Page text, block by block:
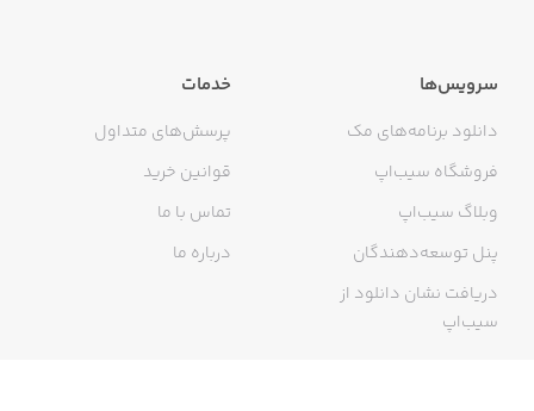
سرویس‌ها
دانلود برنامه‌های مک
فروشگاه سیب‌اپ
وبلاگ سیب‌اپ
پنل توسعه‌دهندگان
دریافت نشان دانلود از
سیب‌اپ
خدمات
پرسش‌های متداول
قوانین خرید
تماس با ما
درباره ما